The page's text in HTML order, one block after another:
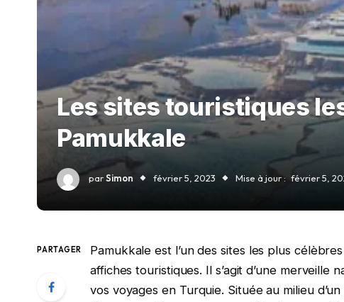
Les sites touristiques
Pamukkale
parSimon février 5, 2023 Mise à jour : février 5,
PARTAGER
Pamukkale est l’un des sites les plus
affiches touristiques. Il s’agit d’une merveille
vos voyages en Turquie. Située au milieu